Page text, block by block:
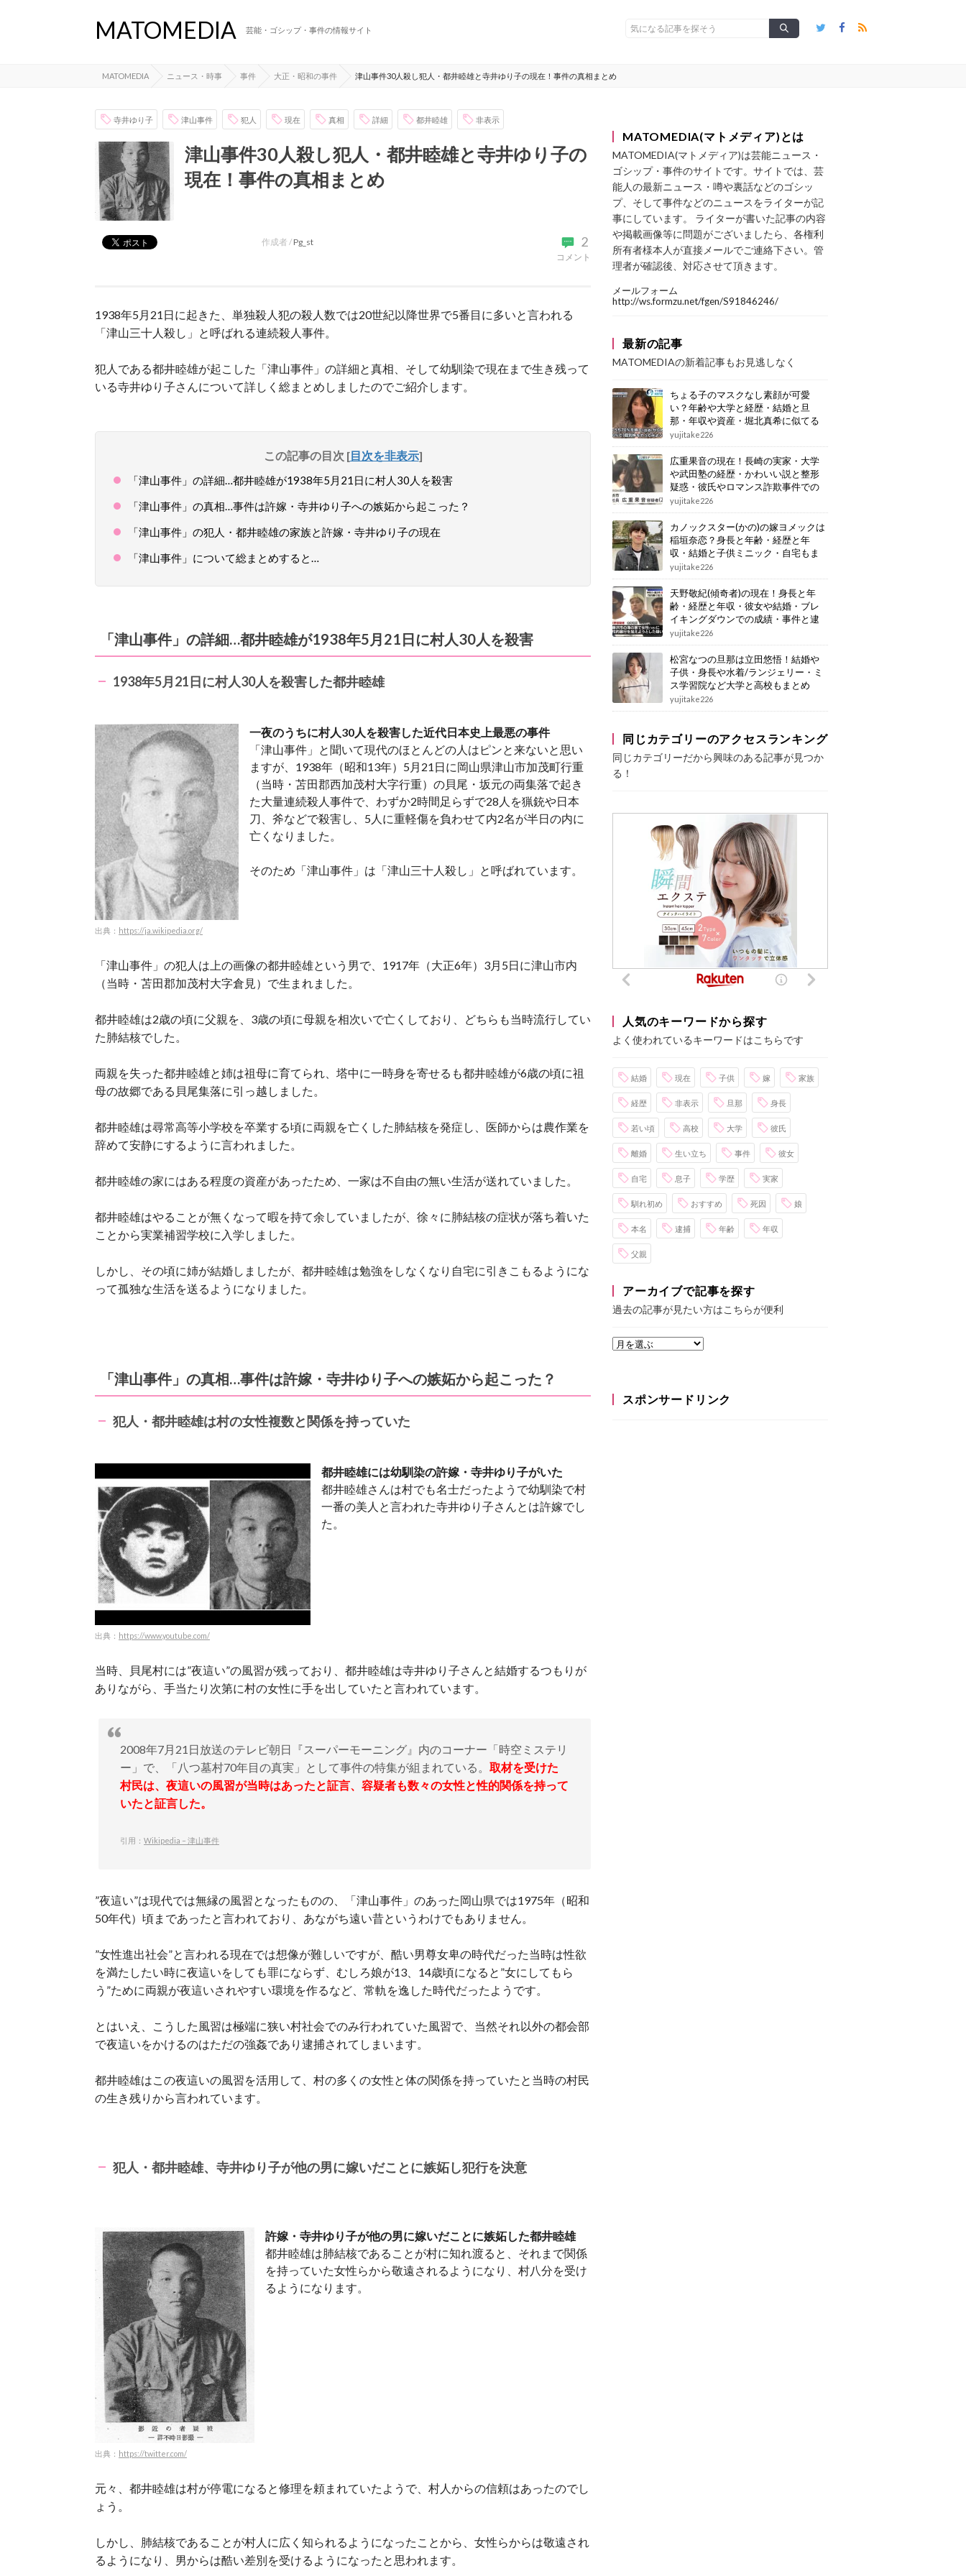
MATOMEDIA 芸能・ゴシップ・事件の情報サイト
MATOMEDIA ニュース・時事 事件 大正・昭和の事件 津山事件30人殺し犯人・都井睦雄と寺井ゆり子の現在！事件の真相まとめ
寺井ゆり子 津山事件 犯人 現在 真相 詳細 都井睦雄 非表示
津山事件30人殺し犯人・都井睦雄と寺井ゆり子の
現在！事件の真相まとめ
2
コメント
作成者 / Pg_st
1938年5月21日に起きた、単独殺人犯の殺人数では20世紀以降世界で5番目に多いと言われる
「津山三十人殺し」と呼ばれる連続殺人事件。
犯人である都井睦雄が起こした「津山事件」の詳細と真相、そして幼馴染で現在まで生き残って
いる寺井ゆり子さんについて詳しく総まとめしましたのでご紹介します。
この記事の目次 [目次を非表示]
「津山事件」の詳細…都井睦雄が1938年5月21日に村人30人を殺害
「津山事件」の真相…事件は許嫁・寺井ゆり子への嫉妬から起こった？
「津山事件」の犯人・都井睦雄の家族と許嫁・寺井ゆり子の現在
「津山事件」について総まとめすると…
「津山事件」の詳細…都井睦雄が1938年5月21日に村人30人を殺害
1938年5月21日に村人30人を殺害した都井睦雄
出典： https://ja.wikipedia.org/
一夜のうちに村人30人を殺害した近代日本史上最悪の事件
「津山事件」と聞いて現代のほとんどの人はピンと来ないと思い
ますが、1938年（昭和13年）5月21日に岡山県津山市加茂町行重
（当時・苫田郡西加茂村大字行重）の貝尾・坂元の両集落で起き
た大量連続殺人事件で、わずか2時間足らずで28人を猟銃や日本
刀、斧などで殺害し、5人に重軽傷を負わせて内2名が半日の内に
亡くなりました。
そのため「津山事件」は「津山三十人殺し」と呼ばれています。
「津山事件」の犯人は上の画像の都井睦雄という男で、1917年（大正6年）3月5日に津山市内
（当時・苫田郡加茂村大字倉見）で生まれました。
都井睦雄は2歳の頃に父親を、3歳の頃に母親を相次いで亡くしており、どちらも当時流行してい
た肺結核でした。
両親を失った都井睦雄と姉は祖母に育てられ、塔中に一時身を寄せるも都井睦雄が6歳の頃に祖
母の故郷である貝尾集落に引っ越しました。
都井睦雄は尋常高等小学校を卒業する頃に両親を亡くした肺結核を発症し、医師からは農作業を
辞めて安静にするように言われました。
都井睦雄の家にはある程度の資産があったため、一家は不自由の無い生活が送れていました。
都井睦雄はやることが無くなって暇を持て余していましたが、徐々に肺結核の症状が落ち着いた
ことから実業補習学校に入学しました。
しかし、その頃に姉が結婚しましたが、都井睦雄は勉強をしなくなり自宅に引きこもるようにな
って孤独な生活を送るようになりました。
「津山事件」の真相…事件は許嫁・寺井ゆり子への嫉妬から起こった？
犯人・都井睦雄は村の女性複数と関係を持っていた
出典： https://www.youtube.com/
都井睦雄には幼馴染の許嫁・寺井ゆり子がいた
都井睦雄さんは村でも名士だったようで幼馴染で村
一番の美人と言われた寺井ゆり子さんとは許嫁でし
た。
当時、貝尾村には”夜這い”の風習が残っており、都井睦雄は寺井ゆり子さんと結婚するつもりが
ありながら、手当たり次第に村の女性に手を出していたと言われています。
2008年7月21日放送のテレビ朝日『スーパーモーニング』内のコーナー「時空ミステリ
ー」で、「八つ墓村70年目の真実」として事件の特集が組まれている。 取材を受けた
村民は、夜這いの風習が当時はあったと証言、容疑者も数々の女性と性的関係を持って
いたと証言した。
引用： Wikipedia – 津山事件
”夜這い”は現代では無縁の風習となったものの、「津山事件」のあった岡山県では1975年（昭和
50年代）頃まであったと言われており、あながち遠い昔というわけでもありません。
”女性進出社会”と言われる現在では想像が難しいですが、酷い男尊女卑の時代だった当時は性欲
を満たしたい時に夜這いをしても罪にならず、むしろ娘が13、14歳頃になると”女にしてもら
う”ために両親が夜這いされやすい環境を作るなど、常軌を逸した時代だったようです。
とはいえ、こうした風習は極端に狭い村社会でのみ行われていた風習で、当然それ以外の都会部
で夜這いをかけるのはただの強姦であり逮捕されてしまいます。
都井睦雄はこの夜這いの風習を活用して、村の多くの女性と体の関係を持っていたと当時の村民
の生き残りから言われています。
犯人・都井睦雄、 寺井ゆり子が他の男に嫁いだことに嫉妬し犯行を決意
出典： https://twitter.com/
許嫁・寺井ゆり子が他の男に嫁いだことに嫉妬した都井睦雄
都井睦雄は肺結核であることが村に知れ渡ると、それまで関係
を持っていた女性らから敬遠されるようになり、村八分を受け
るようになります。
元々、都井睦雄は村が停電になると修理を頼まれていたようで、村人からの信頼はあったのでし
ょう。
しかし、肺結核であることが村人に広く知られるようになったことから、女性らからは敬遠され
るようになり、男からは酷い差別を受けるようになったと思われます。
MATOMEDIA(マトメディア)とは
MATOMEDIA(マトメディア)は芸能ニュース・
ゴシップ・事件のサイトです。サイトでは、芸
能人の最新ニュース・噂や裏話などのゴシッ
プ、そして事件などのニュースをライターが記
事にしています。 ライターが書いた記事の内容
や掲載画像等に問題がございましたら、各権利
所有者様本人が直接メールでご連絡下さい。管
理者が確認後、対応させて頂きます。
メールフォーム
http://ws.formzu.net/fgen/S91846246/
最新の記事
MATOMEDIAの新着記事もお見逃しなく
ちょる子のマスクなし素顔が可愛
い？年齢や大学と経歴・結婚と旦
那・年収や資産・堀北真希に似てる
画像もまとめ
yujitake226
広重果音の現在！長崎の実家・大学
や武田塾の経歴・かわいい説と整形
疑惑・彼氏やロマンス詐欺事件での
逮捕もまとめ
yujitake226
カノックスター(かの)の嫁ヨメックは
稲垣奈恋？身長と年齢・経歴と年
収・結婚と子供ミニック・自宅もま
とめ
yujitake226
天野敬紀(傾奇者)の現在！身長と年
齢・経歴と年収・彼女や結婚・ブレ
イキングダウンでの成績・事件と逮
捕もまとめ
yujitake226
松宮なつの旦那は立田悠悟！結婚や
子供・身長や水着/ランジェリー・ミ
ス学習院など大学と高校もまとめ
yujitake226
同じカテゴリーのアクセスランキング
同じカテゴリーだから興味のある記事が見つか
る！
人気のキーワードから探す
よく使われているキーワードはこちらです
結婚 現在 子供 嫁 家族
経歴 非表示 旦那 身長
若い頃 高校 大学 彼氏
離婚 生い立ち 事件 彼女
自宅 息子 学歴 実家
馴れ初め おすすめ 死因 娘
本名 逮捕 年齢 年収
父親
アーカイブで記事を探す
過去の記事が見たい方はこちらが便利
スポンサードリンク